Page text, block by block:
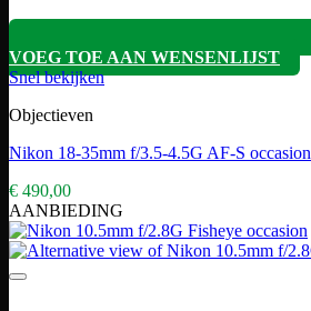
VOEG TOE AAN WENSENLIJST
Snel bekijken
Objectieven
Nikon 18-35mm f/3.5-4.5G AF-S occasion
€ 490,00
AANBIEDING